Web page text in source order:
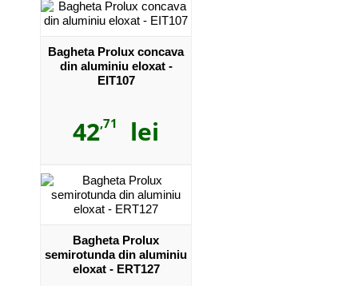
Bagheta Prolux concava
din aluminiu eloxat -
EIT107
42,71 lei
Bagheta Prolux
semirotunda din aluminiu
eloxat - ERT127